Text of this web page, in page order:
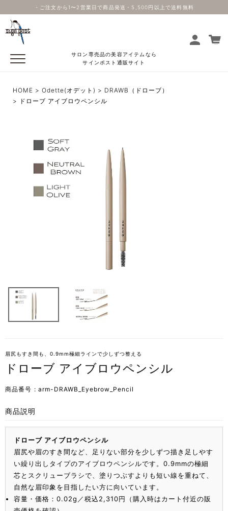
・ご注文から1〜2営業日で商品発送・5,500円以上で送料無料
サロン専売品の美容アイテムなら
サインポスト通販サイト
HOME Odette(オデット)
DRAWB（ドローブ）
ドローブ アイブロウペンシル
眉尻もすき間も、0.9mm極細ラインで少しずつ整える
ドローブ アイブロウペンシル
商品番号 arm-DRAWB_Eyebrow_Pencil
商品説明
ドローブ アイブロウペンシル
眉尻や眉のすき間など、足りない部分を少しずつ描き足しやす
い繰り出しタイプのアイブロウペンシルです。0.9mmの極細
芯とスクリューブラシで、塗りつぶすよりも短い線を重ねて、
自然な眉印象を目指したい方に向いています。
容量・価格：0.02g／税込2,310円（購入時はカート付近の販